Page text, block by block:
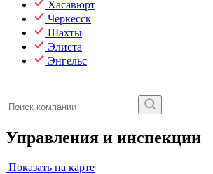
Хасавюрт
Черкесск
Шахты
Элиста
Энгельс
Управления и инспекции
Показать на карте